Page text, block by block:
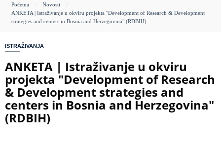
You
are
Početna
Novosti
ANKETA | Istraživanje u okviru projekta "Development of Research & Development
strategies and centers in Bosnia and Herzegovina" (RDBIH)
ISTRAŽIVANJA
ANKETA | Istraživanje u okviru
projekta "Development of Research
& Development strategies and
centers in Bosnia and Herzegovina"
(RDBIH)